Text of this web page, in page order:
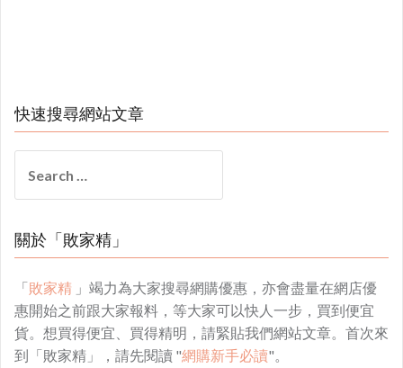
快速搜尋網站文章
for:
關於「敗家精」
「敗家精 」竭力為大家搜尋網購優惠，亦會盡量在網店優
惠開始之前跟大家報料，等大家可以快人一步，買到便宜
貨。想買得便宜、買得精明，請緊貼我們網站文章。首次來
到「敗家精」，請先閱讀 "網購新手必讀"。